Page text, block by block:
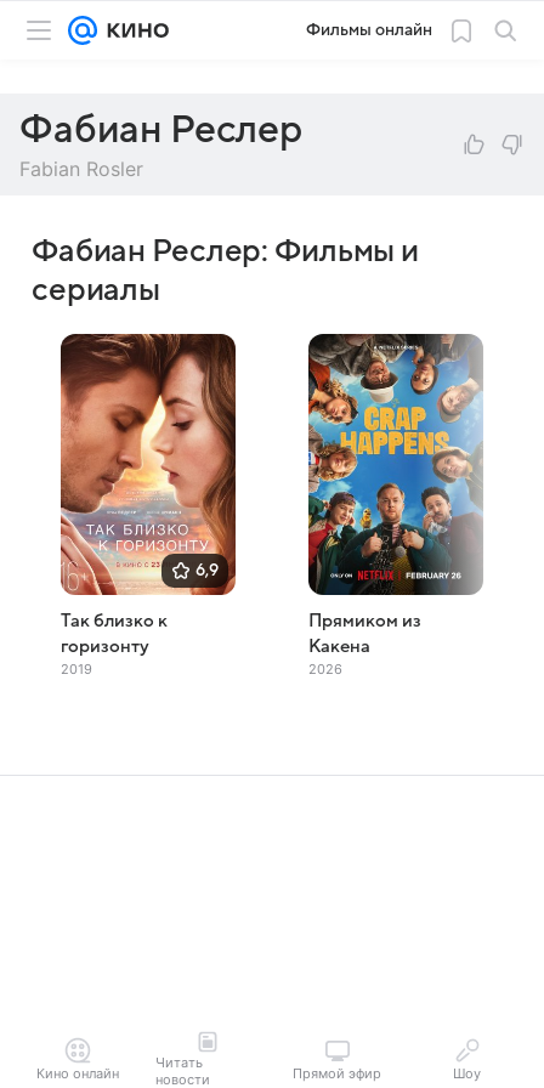
Фильмы онлайн
Фабиан Реслер
Fabian Rosler
Фабиан Реслер: Фильмы и
сериалы
6,9
Так близко к
горизонту
2019
Прямиком из
Какена
2026
Кино онлайн
Читать
новости
Прямой эфир Шоу